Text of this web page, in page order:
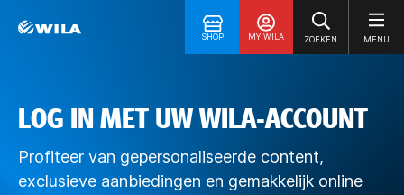
SHOP MY WILA ZOEKEN MENU
LOG IN MET UW WILA-ACCOUNT
Profiteer van gepersonaliseerde content,
exclusieve aanbiedingen en gemakkelijk online